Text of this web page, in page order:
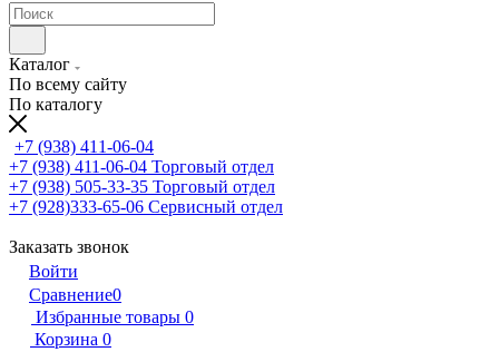
Каталог
По всему сайту
По каталогу
+7 (938) 411-06-04
+7 (938) 411-06-04 Торговый отдел
+7 (938) 505-33-35 Торговый отдел
+7 (928)333-65-06 Сервисный отдел
Заказать звонок
Войти
Сравнение0
Избранные товары 0
Корзина 0